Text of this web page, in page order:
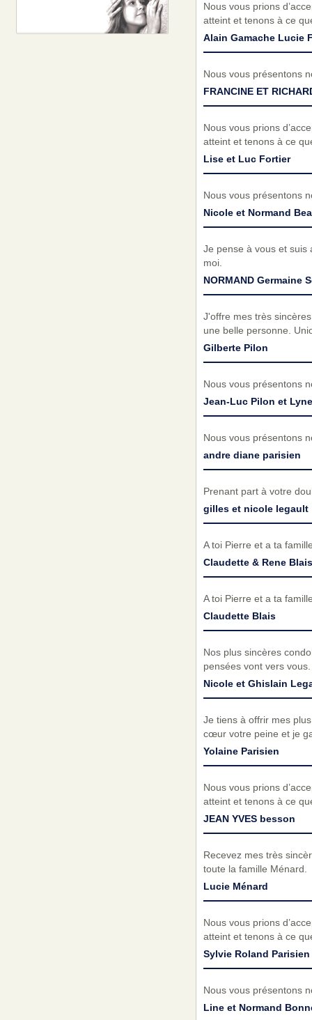
Nous vous prions
atteint et tenons à ce
Alain Gamache Lucie
Nous vous présentons
FRANCINE ET
Nous vous prions
atteint et tenons à ce
Lise et Luc Fortier
Nous vous présentons
Nicole et Normand
Je pense à vous et suis
moi.
NORMAND Germaine
J'offre mes très
une belle personne.
Gilberte Pilon
Nous vous présentons
Jean-Luc Pilon et
Nous vous présentons
andre diane parisien
Prenant part à votre
gilles et nicole legault
A toi Pierre et a ta
Claudette & Rene Blais
A toi Pierre et a ta
Claudette Blais
Nos plus sincères
pensées vont vers vous.
Nicole et Ghislain
Je tiens à offrir mes
cœur votre peine et je
Yolaine Parisien
Nous vous prions
atteint et tenons à ce
JEAN YVES besson
Recevez mes très
toute la famille Ménard.
Lucie Ménard
Nous vous prions
atteint et tenons à ce
Sylvie Roland
Nous vous présentons
Line et Normand